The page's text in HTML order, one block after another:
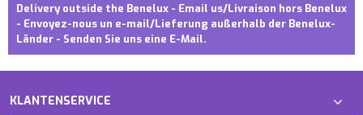
Delivery outside the Benelux - Email us/Livraison hors Benelux
- Envoyez-nous un e-mail/Lieferung außerhalb der Benelux-
Länder - Senden Sie uns eine E-Mail.
KLANTENSERVICE